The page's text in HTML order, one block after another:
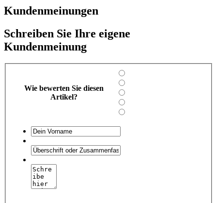
Kundenmeinungen
Schreiben Sie Ihre eigene
Kundenmeinung
Wie bewerten Sie diesen
Artikel?